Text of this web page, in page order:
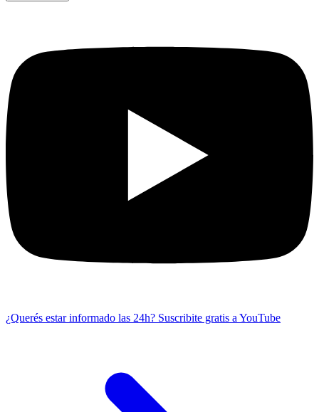
¿Querés estar informado las 24h? Suscribite gratis a YouTube